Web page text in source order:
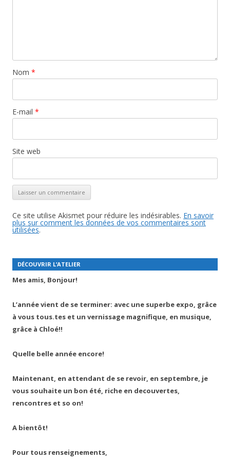
Nom *
E-mail *
Site web
Ce site utilise Akismet pour réduire les indésirables. En savoir
plus sur comment les données de vos commentaires sont
utilisées.
DÉCOUVRIR L’ATELIER
Mes amis, Bonjour!
L’année vient de se terminer: avec une superbe expo, grâce
à vous tous.tes et un vernissage magnifique, en musique,
grâce à Chloé!!
Quelle belle année encore!
Maintenant, en attendant de se revoir, en septembre, je
vous souhaite un bon été, riche en decouvertes,
rencontres et so on!
A bientôt!
Pour tous renseignements,